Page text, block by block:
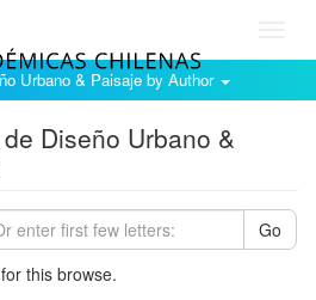
Urbano & Paisaje by Author
Diseño Urbano &
Go
this browse.